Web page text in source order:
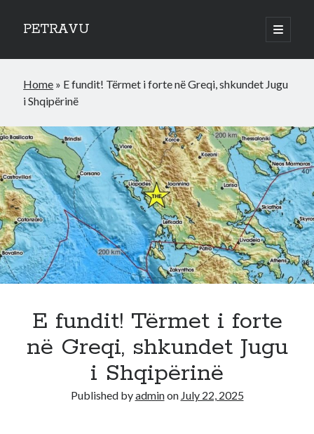
PETRAVU
open
primary
Sidebar
Bank
Credit Cards
World
Home » E fundit! Tërmet i forte në Greqi, shkundet Jugu
i Shqipërinë
E fundit! Tërmet i forte
në Greqi, shkundet Jugu
i Shqipërinë
Published byadminon July 22, 2025